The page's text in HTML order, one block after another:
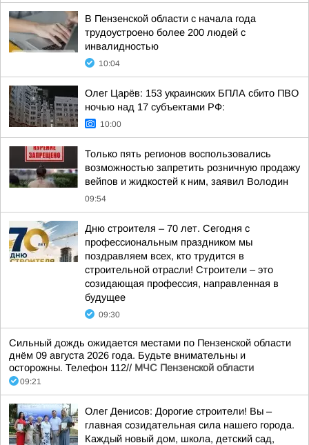
В Пензенской области с начала года
трудоустроено более 200 людей с
инвалидностью
10:04
Олег Царёв: 153 украинских БПЛА сбито ПВО
ночью над 17 субъектами РФ:
10:00
Только пять регионов воспользовались
возможностью запретить розничную продажу
вейпов и жидкостей к ним, заявил Володин
09:54
Дню строителя – 70 лет. Сегодня с
профессиональным праздником мы
поздравляем всех, кто трудится в
строительной отрасли! Строители – это
созидающая профессия, направленная в
будущее
09:30
Сильный дождь ожидается местами по Пензенской области
днём 09 августа 2026 года. Будьте внимательны и
осторожны. Телефон 112// МЧС Пензенской области
09:21
Олег Денисов: Дорогие строители! Вы –
главная созидательная сила нашего города.
Каждый новый дом, школа, детский сад,